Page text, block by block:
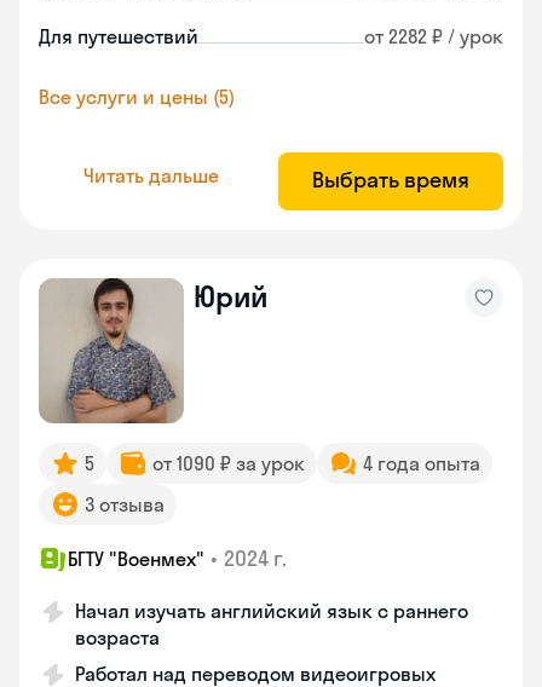
Для путешествий от 2282 ₽ / урок
Все услуги и цены (5)
Читать дальше Выбрать время
Юрий
5 от 1090 ₽ за урок
4 года опыта
3 отзыва
БГТУ "Военмех" • 2024 г.
Начал изучать английский язык с раннего
возраста
Работал над переводом видеоигровых